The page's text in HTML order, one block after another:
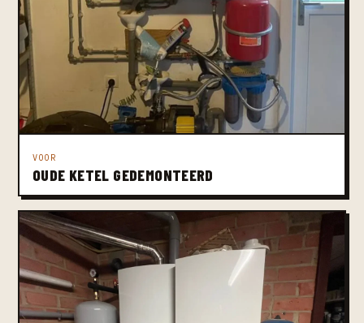
VOOR
OUDE KETEL GEDEMONTEERD